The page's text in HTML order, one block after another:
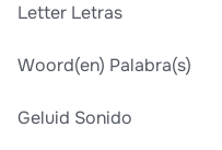
Letter Letras
Woord(en) Palabra(s)
Geluid Sonido